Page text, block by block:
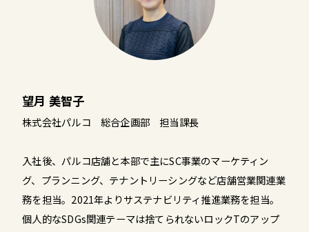
望月 美智子
株式会社パルコ 総合企画部 担当課長
入社後、パルコ店舗と本部で主にSC事業のマーケティン
グ、プランニング、テナントリーシングなど店舗営業関連業
務を担当。2021年よりサステナビリティ推進業務を担当。
個人的なSDGs関連テーマは捨てられないロックTのアップ